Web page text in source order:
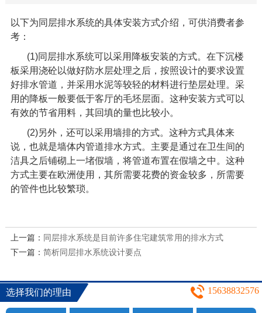
以下为同层排水系统的具体安装方式介绍，可供消费者参
考：
(1)同层排水系统可以采用降板安装的方式。在下沉楼
板采用浇砼以做好防水层处理之后，按照设计的要求设置
好排水管道，并采用水泥等较轻的材料进行垫层处理。采
用的降板一般要低于客厅的毛坯层面。这种安装方式可以
有效的节省用料，其回填的量也比较小。
(2)另外，还可以采用墙排的方式。这种方式具体来
说，也就是墙体内管道排水方式。主要是通过在卫生间的
洁具之后铺砌上一堵假墙，将管道布置在假墙之中。这种
方式主要在欧洲使用，其所需要花费的资金较多，所需要
的管件也比较繁琐。
上一篇： 同层排水系统是目前许多住宅建筑常用的排水方式
下一篇： 简析同层排水系统设计要点
选择我们的理由 15638832576